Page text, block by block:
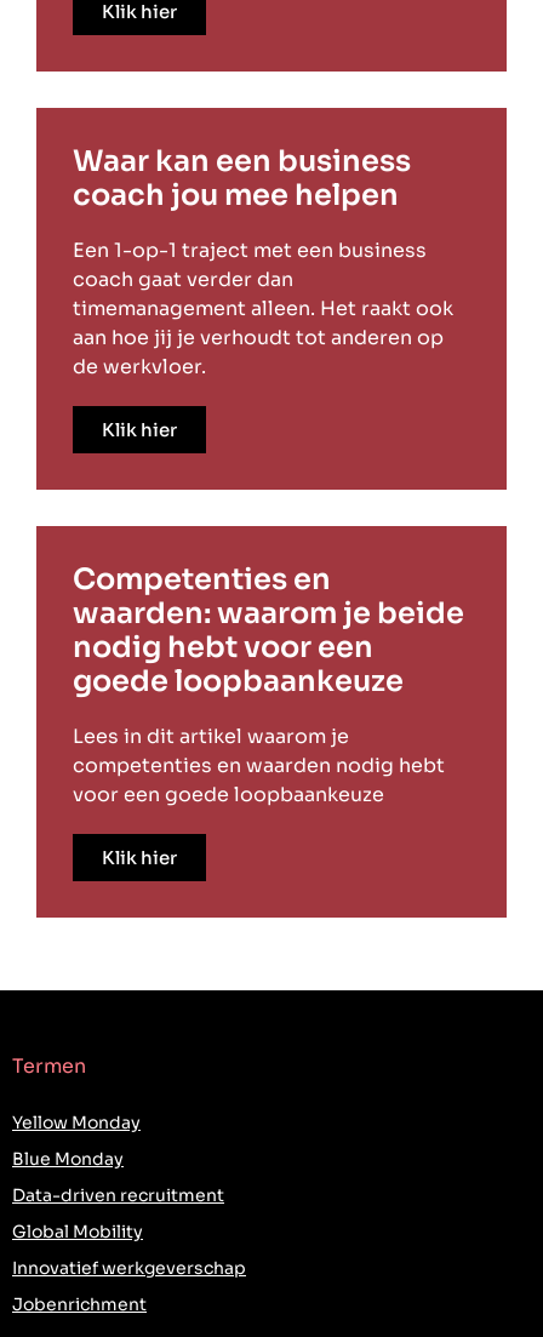
Klik hier
Waar kan een business
coach jou mee helpen
Een 1-op-1 traject met een business
coach gaat verder dan
timemanagement alleen. Het raakt ook
aan hoe jij je verhoudt tot anderen op
de werkvloer.
Klik hier
Competenties en
waarden: waarom je beide
nodig hebt voor een
goede loopbaankeuze
Lees in dit artikel waarom je
competenties en waarden nodig hebt
voor een goede loopbaankeuze
Klik hier
Termen
Yellow Monday
Blue Monday
Data-driven recruitment
Global Mobility
Innovatief werkgeverschap
Jobenrichment